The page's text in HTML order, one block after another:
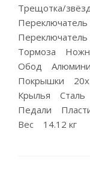
Трещотка/
Тормоза
Обод
Покрышки
Крылья Сталь
Педали
Вес 14.12 кг